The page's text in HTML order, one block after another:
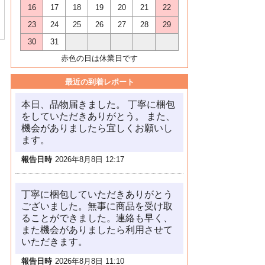
16
17 18 19 20 21
22
23
24 25 26 27 28
29
30
31
赤色の日は休業日です
最近の到着レポート
本日、品物届きました。 丁寧に梱包
をしていただきありがとう。 また、
機会がありましたら宜しくお願いし
ます。
報告日時 2026年8月8日 12:17
丁寧に梱包していただきありがとう
ございました。無事に商品を受け取
ることができました。連絡も早く、
また機会がありましたら利用させて
いただきます。
報告日時 2026年8月8日 11:10